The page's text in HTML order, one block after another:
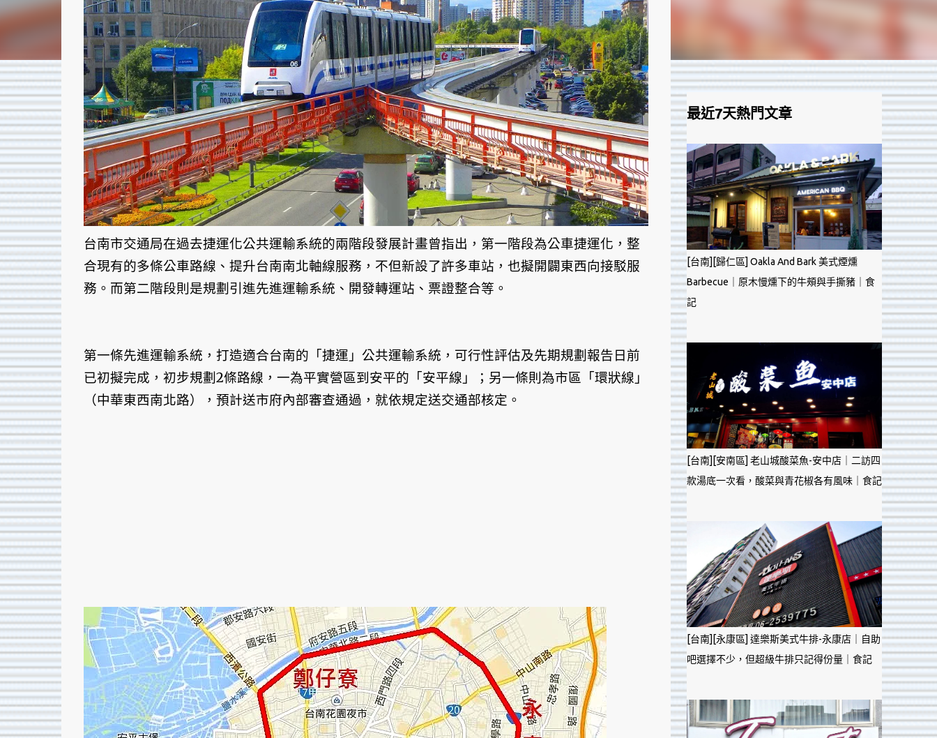
台南市交通局在過去捷運化公共運輸系統的兩階段發展計畫曾指出，第一階段為公車捷運化，整
合現有的多條公車路線、提升台南南北軸線服務，不但新設了許多車站，也擬開闢東西向接駁服
務。而第二階段則是規劃引進先進運輸系統、開發轉運站、票證整合等。
第一條先進運輸系統，打造適合台南的「捷運」公共運輸系統，可行性評估及先期規劃報告日前
已初擬完成，初步規劃2條路線，一為平實營區到安平的「安平線」；另一條則為市區「環狀線」
（中華東西南北路），預計送市府內部審查通過，就依規定送交通部核定。
最近7天熱門文章
[台南][歸仁區] Oakla And Bark 美式煙燻
Barbecue｜原木慢燻下的牛頰與手撕豬｜食
記
[台南][安南區] 老山城酸菜魚-安中店｜二訪四
款湯底一次看，酸菜與青花椒各有風味｜食記
[台南][永康區] 達樂斯美式牛排-永康店｜自助
吧選擇不少，但超級牛排只記得份量｜食記